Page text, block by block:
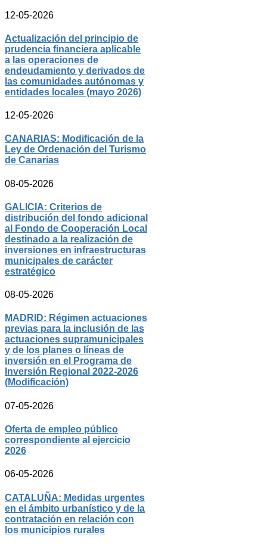
12-05-2026
Actualización del principio de
prudencia financiera aplicable
a las operaciones de
endeudamiento y derivados de
las comunidades autónomas y
entidades locales (mayo 2026)
12-05-2026
CANARIAS: Modificación de la
Ley de Ordenación del Turismo
de Canarias
08-05-2026
GALICIA: Criterios de
distribución del fondo adicional
al Fondo de Cooperación Local
destinado a la realización de
inversiones en infraestructuras
municipales de carácter
estratégico
08-05-2026
MADRID: Régimen actuaciones
previas para la inclusión de las
actuaciones supramunicipales
y de los planes o líneas de
inversión en el Programa de
Inversión Regional 2022-2026
(Modificación)
07-05-2026
Oferta de empleo público
correspondiente al ejercicio
2026
06-05-2026
CATALUÑA: Medidas urgentes
en el ámbito urbanístico y de la
contratación en relación con
los municipios rurales